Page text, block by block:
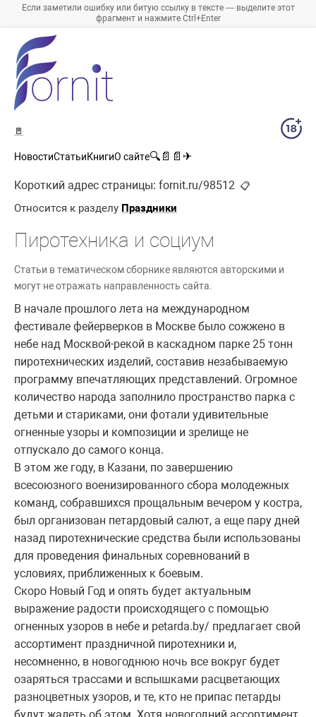
Если заметили ошибку или битую ссылку в тексте — выделите этот
фрагмент и нажмите Ctrl+Enter
🚪
НовостиСтатьиКнигиО сайте🔍 📄 📄 ✈
Короткий адрес страницы: fornit.ru/98512 📋
Относится к разделу Праздники
Пиротехника и социум
Статьи в тематическом сборнике являются авторскими и
могут не отражать направленность сайта.
В начале прошлого лета на международном
фестивале фейерверков в Москве было сожжено в
небе над Москвой-рекой в каскадном парке 25 тонн
пиротехнических изделий, составив незабываемую
программу впечатляющих представлений. Огромное
количество народа заполнило пространство парка с
детьми и стариками, они фотали удивительные
огненные узоры и композиции и зрелище не
отпускало до самого конца.
В этом же году, в Казани, по завершению
всесоюзного военизированного сбора молодежных
команд, собравшихся прощальным вечером у костра,
был организован петардовый салют, а еще пару дней
назад пиротехнические средства были использованы
для проведения финальных соревнований в
условиях, приближенных к боевым.
Скоро Новый Год и опять будет актуальным
выражение радости происходящего с помощью
огненных узоров в небе и petarda.by/ предлагает свой
ассортимент праздничной пиротехники и,
несомненно, в новогоднюю ночь все вокруг будет
озаряться трассами и вспышками расцветающих
разноцветных узоров, и те, кто не припас петарды